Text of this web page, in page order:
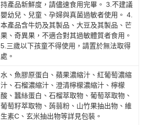
持產品新鮮度，請儘速食用完畢。 3.不建議
嬰幼兒、兒童、孕婦與真菌過敏者使用。 4.
本產品含牛奶及其製品、大豆及其製品、芒
果、奇異果，不適合對其過敏體質者食用。
5.三歲以下孩童不得使用，請置於無法取得
處。
水、魚膠原蛋白、蘋果濃縮汁、紅葡萄濃縮
汁、石榴濃縮汁、澄清檸檬濃縮汁、檸檬
酸、蠶絲蛋白、石榴萃取物、葡萄萃取物、
葡萄籽萃取物、蒟蒻粉、山竹果抽出物、維
生素C、玄米抽出物等詳見包裝。